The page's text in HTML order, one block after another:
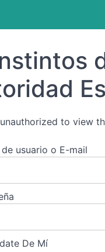
con tu
to view
usuario o E-mail
De Mí